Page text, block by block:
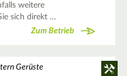
weitere
sich direkt …
Zum Betrieb
Gerüste